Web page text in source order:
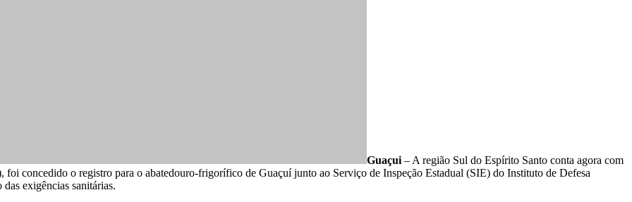
Guaçui – A região Sul do Espírito Santo conta agora com
concedido o registro para o abatedouro-frigorífico de Guaçuí junto ao Serviço de Inspeção Estadual (SIE) do Instituto de Defesa
exigências sanitárias.